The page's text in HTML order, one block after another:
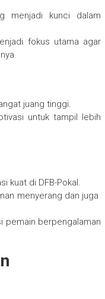
menjadi kunci dalam
fokus utama agar
juang tinggi.
untuk tampil lebih
kuat di DFB-Pokal.
menyerang dan juga
pemain berpengalaman